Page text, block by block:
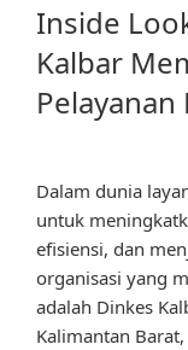
Inside
Kalbar
Pelayanan
Dalam dunia
untuk
efisiensi, dan
organisasi yang
adalah Dinkes
Kalimantan